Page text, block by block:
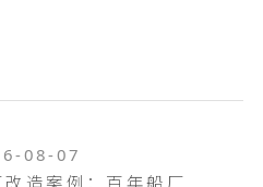
08-07
改造案例：百年船厂